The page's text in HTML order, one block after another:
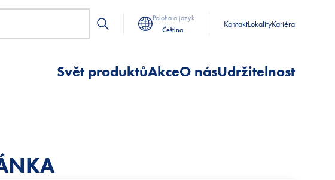
Poloha a jazyk
Čeština
KontaktLokalityKariéra
Svět produktůAkceO násUdržitelnost